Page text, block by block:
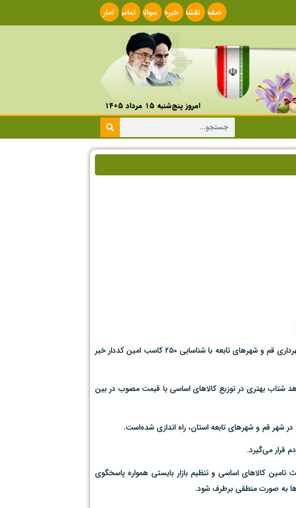
صفحه
اصلی
نقشه
سایت
خبرخوانسوالات
متداول
تماس
با ما
آمار
سایت
امروز پنج‌شنبه ۱۵ مرداد ۱۴۰۵
رییس سازمان جهاد کشاورزی قم از راه اندازی شبکه نظام‌مند توزیع کالاهای اساسی در سطح مناطق هشت‌گانه شهرداری قم و شهرهای تابعه با شناسایی ۲۵۰ کاسب امین کددار خبر
شتاب بهتری در توزیع کالاهای اساسی با قیمت مصوب در بین
قرار می‌گیرد.
کالاهای اساسی و تنظیم بازار بایستی همواره پاسخگوی
به صورت منطقی برطرف شود.